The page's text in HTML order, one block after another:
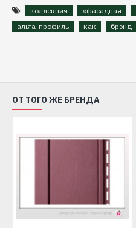
коллекция «фасадная
альта-профиль
как брэнд
ОТ ТОГО ЖЕ БРЕНДА